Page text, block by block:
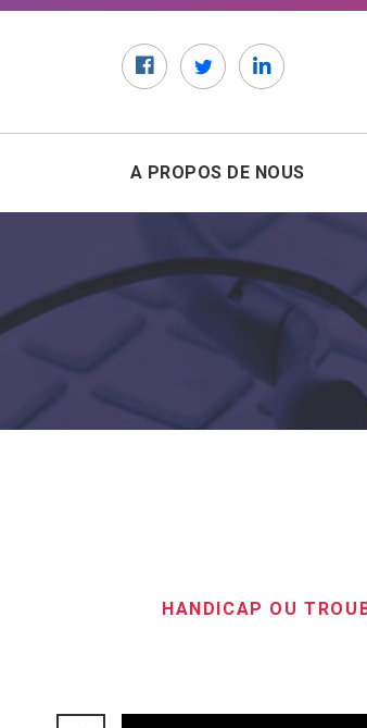
FacebookTwitterLinkedIn
A PROPOS DE NOUS
HANDICAP OU